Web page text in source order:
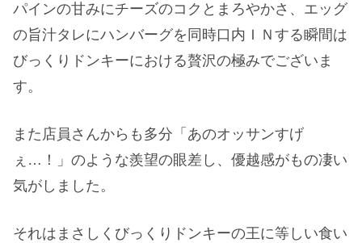
パインの甘みにチーズのコクとまろやかさ、エッグ
の旨汁タレにハンバーグを同時口内ＩＮする瞬間は
びっくりドンキーにおける贅沢の極みでございま
す。
また店員さんからも多分「あのオッサンすげ
ぇ…！」のような羨望の眼差し、優越感がもの凄い
気がしました。
それはまさしくびっくりドンキーの王に等しい食い